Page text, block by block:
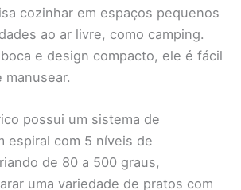
cozinhar em espaços pequenos
ao ar livre, como camping.
e design compacto, ele é fácil
possui um sistema de
espiral com 5 níveis de
de 80 a 500 graus,
uma variedade de pratos com